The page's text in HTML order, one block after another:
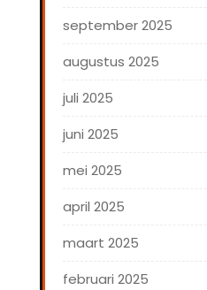
september 2025
augustus 2025
juli 2025
juni 2025
mei 2025
april 2025
maart 2025
februari 2025